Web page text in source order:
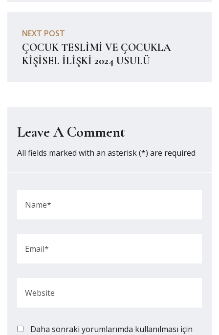
NEXT POST
ÇOCUK TESLİMİ VE ÇOCUKLA
KİŞİSEL İLİŞKİ 2024 USULÜ
Leave A Comment
All fields marked with an asterisk (*) are required
Daha sonraki yorumlarımda kullanılması için